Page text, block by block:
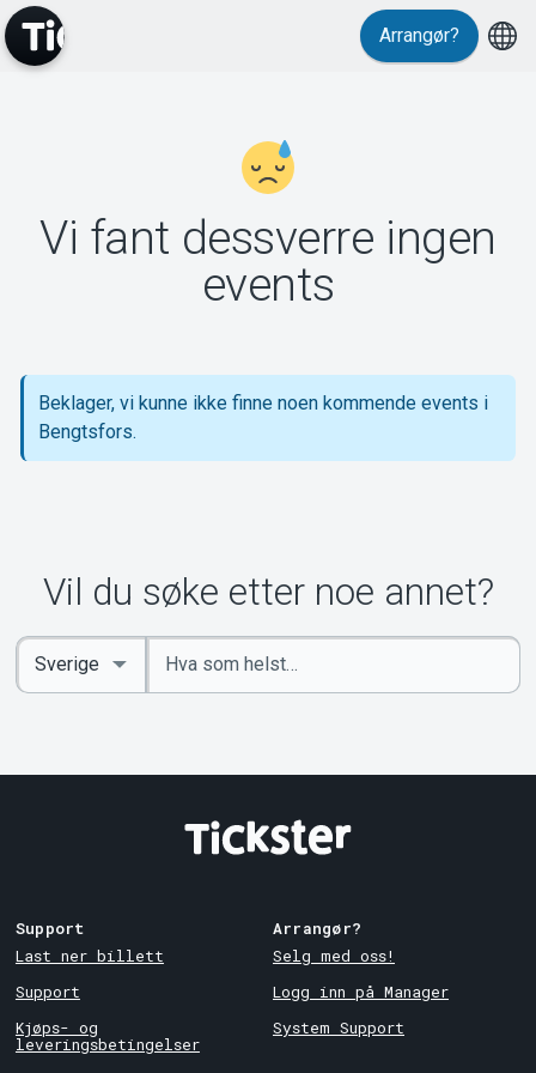
Support
Arrangør?
Vi fant dessverre ingen
events
Beklager, vi kunne ikke finne noen kommende events i
Bengtsfors.
Vil du søke etter noe annet?
Angi
nøkkelord
Select
Country
Support
Last ner billett
Support
Kjøps- og
leveringsbetingelser
Arrangør?
Selg med oss!
Logg inn på Manager
System Support